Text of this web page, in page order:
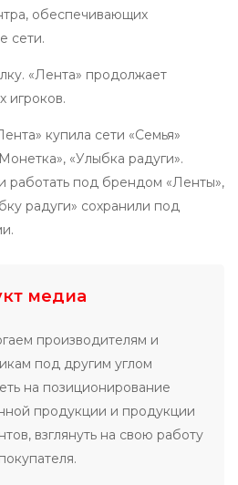
обеспечивающих
сети.
«Лента» продолжает
игроков.
купила сети «Семья»
«Улыбка радуги».
работать под брендом «Ленты»,
радуги» сохранили под
медиа
производителям и
под другим углом
на позиционирование
продукции и продукции
взглянуть на свою работу